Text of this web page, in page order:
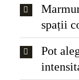
spații
Pot